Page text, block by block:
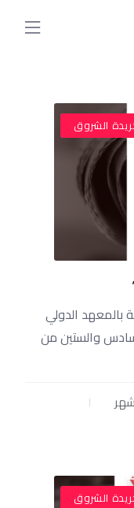
#أخبار
الشروق
بالمعهد الدولي
والستين من
الشروق